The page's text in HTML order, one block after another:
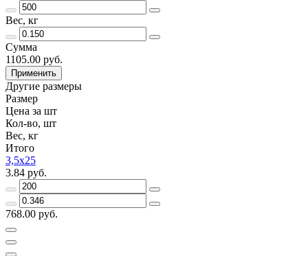
Вес, кг
Сумма
1105.00 руб.
Применить
Другие размеры
Размер
Цена за шт
Кол-во, шт
Вес, кг
Итого
3,5x25
3.84 руб.
768.00 руб.